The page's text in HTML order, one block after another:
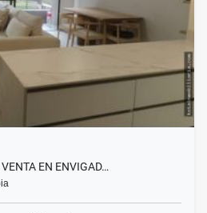
EN ENVIGAD…